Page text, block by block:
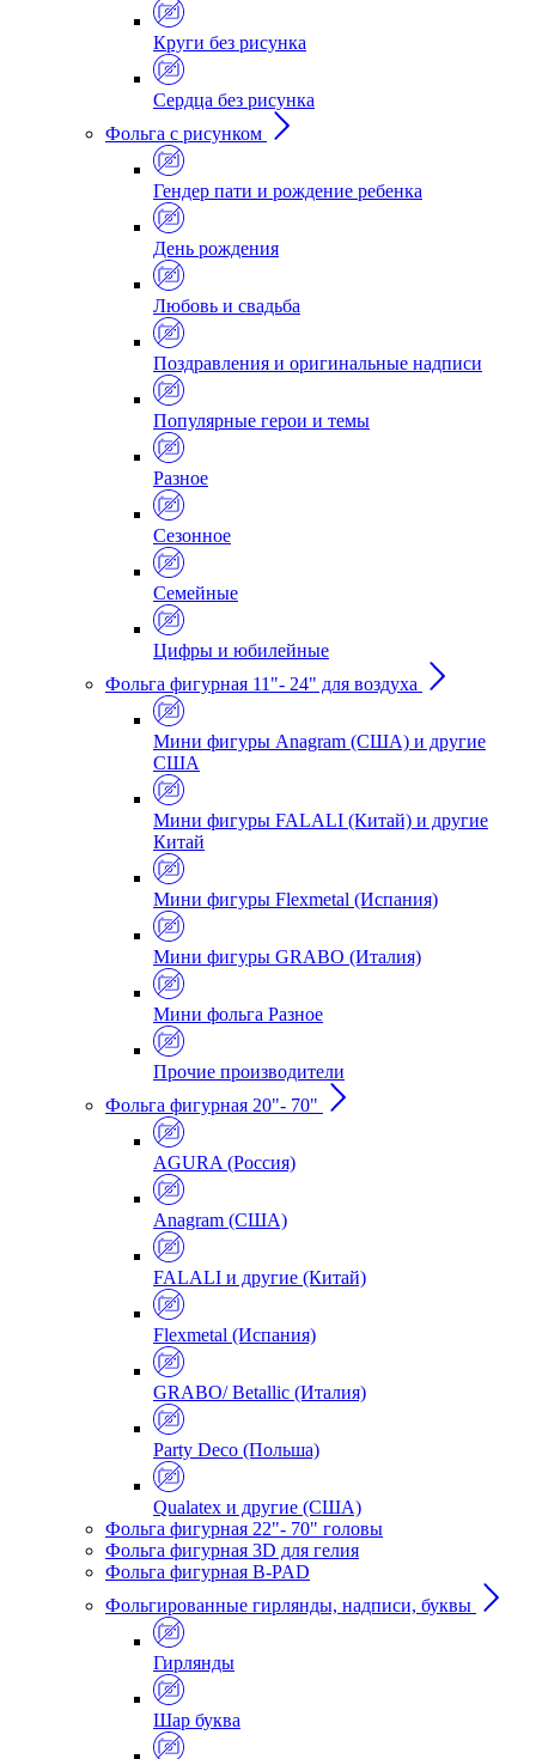
Круги без рисунка
Сердца без рисунка
Фольга с рисунком
Гендер пати и рождение ребенка
День рождения
Любовь и свадьба
Поздравления и оригинальные надписи
Популярные герои и темы
Разное
Сезонное
Семейные
Цифры и юбилейные
Фольга фигурная 11"- 24" для воздуха
Мини фигуры Anagram (США) и другие
США
Мини фигуры FALALI (Китай) и другие
Китай
Мини фигуры Flexmetal (Испания)
Мини фигуры GRABO (Италия)
Мини фольга Разное
Прочие производители
Фольга фигурная 20"- 70"
AGURA (Россия)
Anagram (США)
FALALI и другие (Китай)
Flexmetal (Испания)
GRABO/ Betallic (Италия)
Party Deco (Польша)
Qualatex и другие (США)
Фольга фигурная 22"- 70" головы
Фольга фигурная 3D для гелия
Фольга фигурная B-PAD
Фольгированные гирлянды, надписи, буквы
Гирлянды
Шар буква